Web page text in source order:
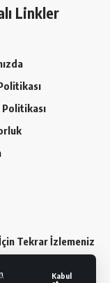
Kabul
Linkler
Tekrar İzlemeniz